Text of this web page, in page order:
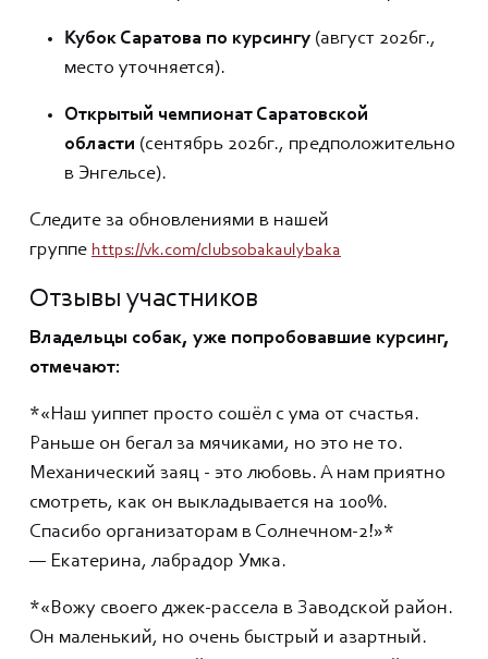
Кубок Саратова по курсингу (август 2026г.,
место уточняется).
Открытый чемпионат Саратовской
области (сентябрь 2026г., предположительно
в Энгельсе).
Следите за обновлениями в нашей
группе https://vk.com/clubsobakaulybaka
Отзывы участников
Владельцы собак, уже попробовавшие курсинг,
отмечают:
*«Наш уиппет просто сошёл с ума от счастья.
Раньше он бегал за мячиками, но это не то.
Механический заяц - это любовь. А нам приятно
смотреть, как он выкладывается на 100%.
Спасибо организаторам в Солнечном-2!»*
— Екатерина, лабрадор Умка.
*«Вожу своего джек-рассела в Заводской район.
Он маленький, но очень быстрый и азартный.